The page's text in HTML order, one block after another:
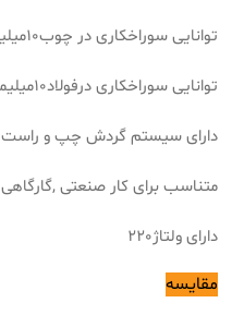
توانایی سوراخکاری در چوب10میلیمتر
توانایی سوراخکاری درفولاد10میلیمتر
دارای سیستم گردش چپ و راست
متناسب برای کار صنعتی ,گارگاهی
دارای ولتاژ220
مقایسه